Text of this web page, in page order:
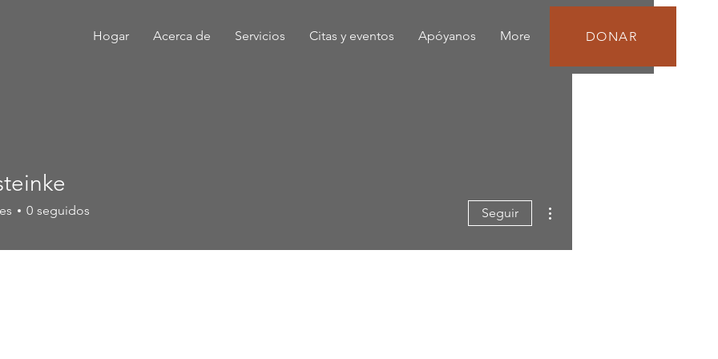
Hogar Acerca de Servicios Citas y eventos Apóyanos More DONAR
0 seguidos Seguir